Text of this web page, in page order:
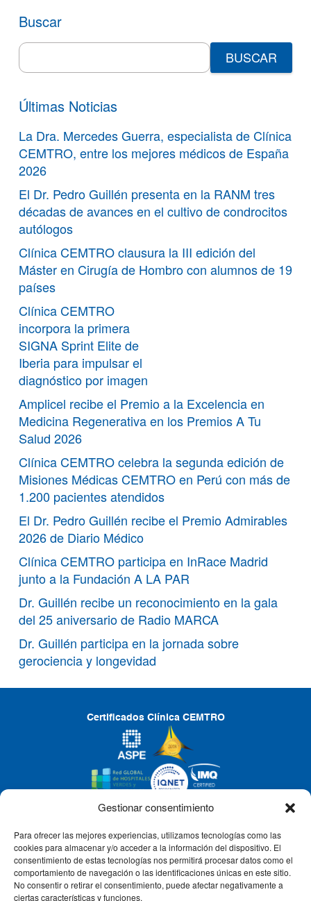
Gestionar consentimiento
Para ofrecer las mejores experiencias, utilizamos tecnologías como las
cookies para almacenar y/o acceder a la información del dispositivo. El
consentimiento de estas tecnologías nos permitirá procesar datos como el
comportamiento de navegación o las identificaciones únicas en este sitio.
No consentir o retirar el consentimiento, puede afectar negativamente a
ciertas características y funciones.
Buscar
Search
for:
Últimas Noticias
La Dra. Mercedes Guerra, especialista de Clínica
CEMTRO, entre los mejores médicos de España
2026
El Dr. Pedro Guillén presenta en la RANM tres
décadas de avances en el cultivo de condrocitos
autólogos
Clínica CEMTRO clausura la III edición del
Máster en Cirugía de Hombro con alumnos de 19
países
Clínica CEMTRO
incorpora la primera
SIGNA Sprint Elite de
Iberia para impulsar el
diagnóstico por imagen
Amplicel recibe el Premio a la Excelencia en
Medicina Regenerativa en los Premios A Tu
Salud 2026
Clínica CEMTRO celebra la segunda edición de
Misiones Médicas CEMTRO en Perú con más de
1.200 pacientes atendidos
El Dr. Pedro Guillén recibe el Premio Admirables
2026 de Diario Médico
Clínica CEMTRO participa en InRace Madrid
junto a la Fundación A LA PAR
Dr. Guillén recibe un reconocimiento en la gala
del 25 aniversario de Radio MARCA
Dr. Guillén participa en la jornada sobre
gerociencia y longevidad
Certificados Clínica CEMTRO
CLÍNICA CEMTRO
QUIÉNES SOMOS